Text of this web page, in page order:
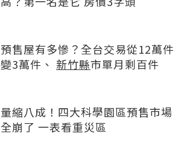
預售屋有多慘？全台交易從12萬件
變3萬件、 新竹縣市單月剩百件
量縮八成！四大科學園區預售市場
全崩了 一表看重災區